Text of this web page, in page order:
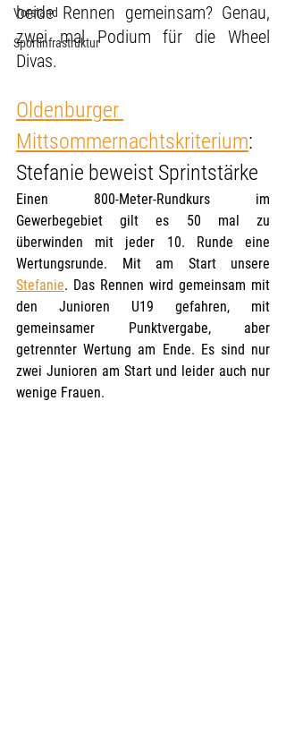
Vorstand
Sportinfrastruktur
beide Rennen gemeinsam? Genau,
zwei mal Podium für die Wheel
Divas.
Oldenburger
Mittsommernachtskriterium:
Stefanie beweist Sprintstärke
Einen 800-Meter-Rundkurs im
Gewerbegebiet gilt es 50 mal zu
überwinden mit jeder 10. Runde eine
Stefanie. Das Rennen wird gemeinsam mit
den Junioren U19 gefahren, mit
gemeinsamer Punktvergabe, aber
getrennter Wertung am Ende. Es sind nur
zwei Junioren am Start und leider auch nur
wenige Frauen.